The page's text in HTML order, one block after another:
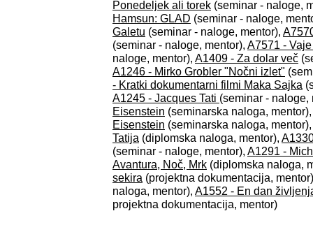
Ponedeljek ali torek (seminar - naloge,
Hamsun: GLAD (seminar - naloge,
Galetu (seminar - naloge, mentor),
(seminar - naloge, mentor), A7571 -
naloge, mentor), A1409 - Za dolar več
A1246 - Mirko Grobler "Nočni izlet"
- Kratki dokumentarni filmi Maka Sajka
A1245 - Jacques Tati (seminar - naloge,
Eisenstein (seminarska naloga, mentor),
Eisenstein (seminarska naloga, mentor),
Tatija (diplomska naloga, mentor),
(seminar - naloge, mentor), A1291 -
Avantura, Noč, Mrk (diplomska naloga,
sekira (projektna dokumentacija,
naloga, mentor), A1552 - En dan
projektna dokumentacija, mentor)